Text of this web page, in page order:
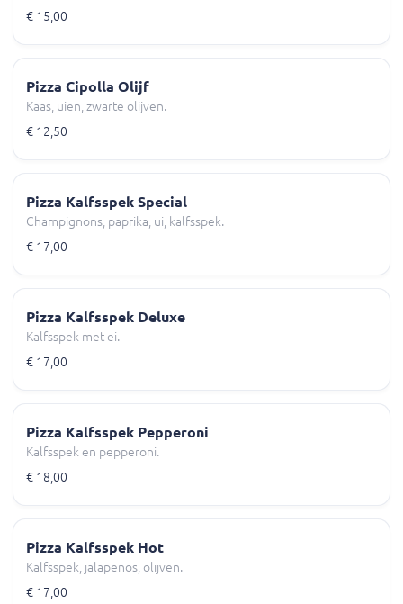
€ 15,00
Pizza Cipolla Olijf
Kaas, uien, zwarte olijven.
€ 12,50
Pizza Kalfsspek Special
Champignons, paprika, ui, kalfsspek.
€ 17,00
Pizza Kalfsspek Deluxe
Kalfsspek met ei.
€ 17,00
Pizza Kalfsspek Pepperoni
Kalfsspek en pepperoni.
€ 18,00
Pizza Kalfsspek Hot
Kalfsspek, jalapenos, olijven.
€ 17,00